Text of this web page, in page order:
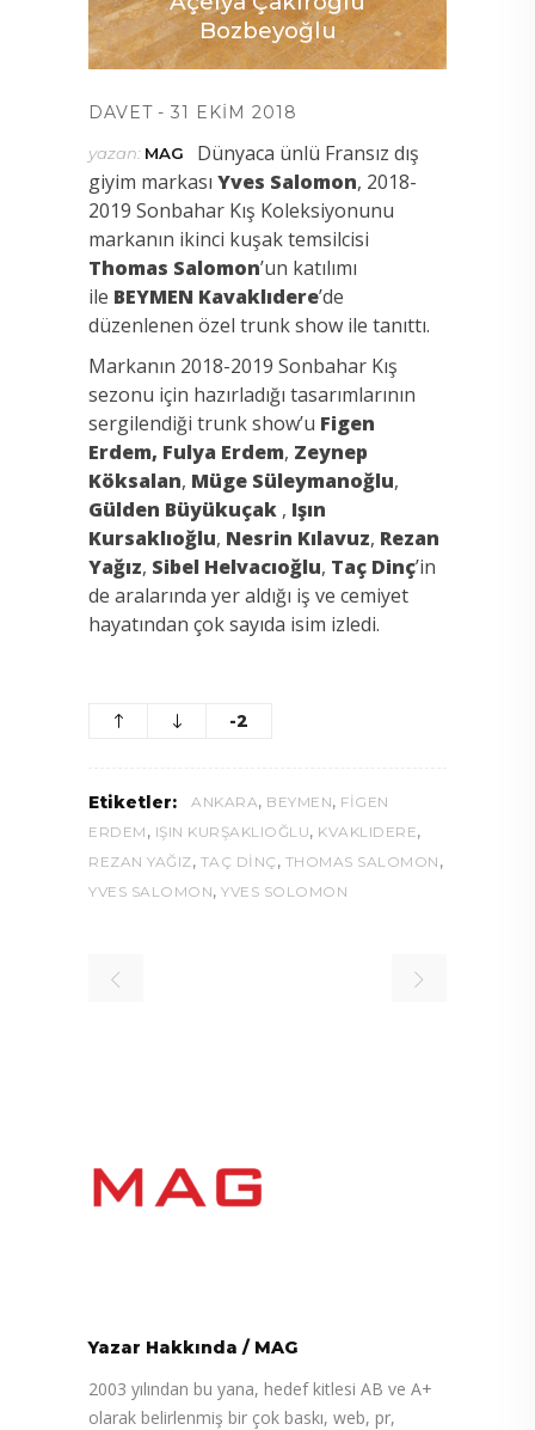
Bozbeyoğlu
DAVET 31 EKIM 2018
yazan: MAG
Dünyaca ünlü Fransız dış
giyim markası Yves Salomon, 2018-
2019 Sonbahar Kış Koleksiyonunu
markanın ikinci kuşak temsilcisi
Thomas Salomon’un katılımı
ile BEYMEN Kavaklıdere’de
düzenlenen özel trunk show ile tanıttı.
Markanın 2018-2019 Sonbahar Kış
sezonu için hazırladığı tasarımlarının
sergilendiği trunk show’u Figen
Erdem, Fulya Erdem, Zeynep
Köksalan, Müge Süleymanoğlu,
Gülden Büyükuçak , Işın
Kursaklıoğlu, Nesrin Kılavuz, Rezan
Yağız, Sibel Helvacıoğlu, Taç Dinç’in
de aralarında yer aldığı iş ve cemiyet
hayatından çok sayıda isim izledi.
-2
Etiketler: ANKARA, BEYMEN, FIGEN
ERDEM , IŞIN KURŞAKLIOĞLU, KVAKLIDERE,
REZAN YAĞIZ, TAÇ DINÇ , THOMAS SALOMON ,
YVES SALOMON, YVES SOLOMON
Yazar Hakkında / MAG
2003 yılından bu yana, hedef kitlesi AB ve A+
olarak belirlenmiş bir çok baskı, web, pr,